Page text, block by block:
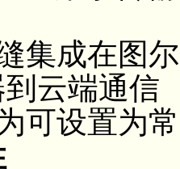
成在图尔
云端通信
设置为常